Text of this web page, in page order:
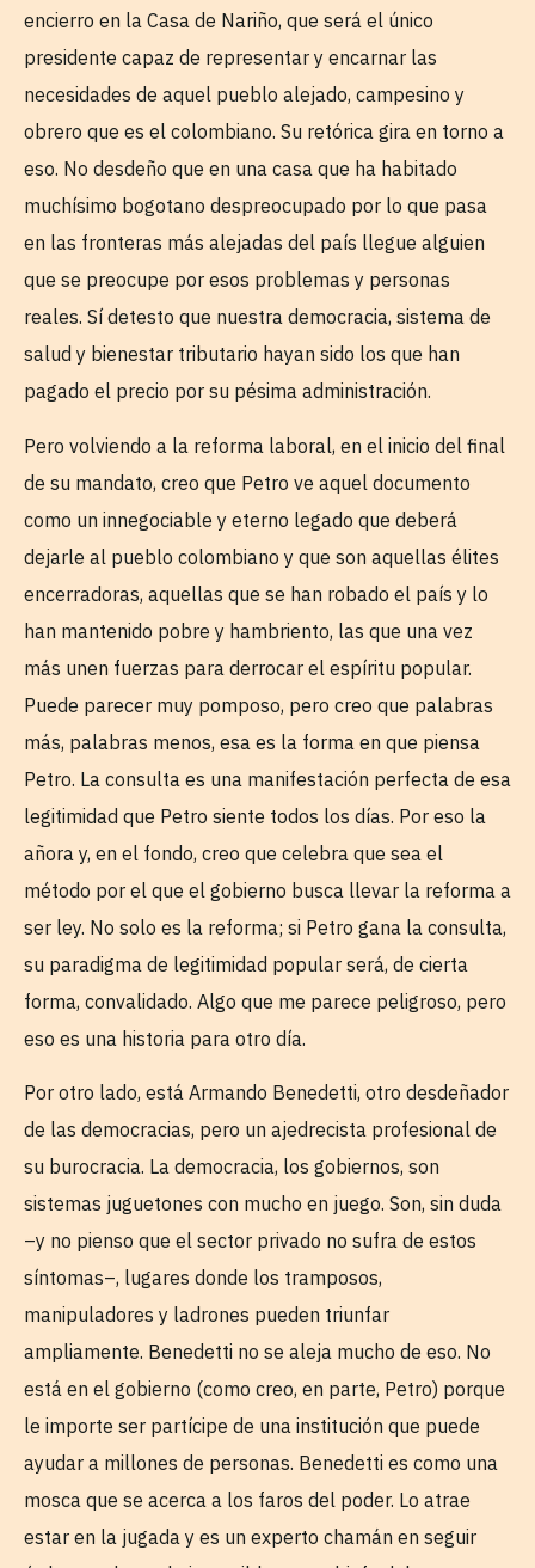
encierro en la Casa de Nariño, que será el único
presidente capaz de representar y encarnar las
necesidades de aquel pueblo alejado, campesino y
obrero que es el colombiano. Su retórica gira en torno a
eso. No desdeño que en una casa que ha habitado
muchísimo bogotano despreocupado por lo que pasa
en las fronteras más alejadas del país llegue alguien
que se preocupe por esos problemas y personas
reales. Sí detesto que nuestra democracia, sistema de
salud y bienestar tributario hayan sido los que han
pagado el precio por su pésima administración.
Pero volviendo a la reforma laboral, en el inicio del final
de su mandato, creo que Petro ve aquel documento
como un innegociable y eterno legado que deberá
dejarle al pueblo colombiano y que son aquellas élites
encerradoras, aquellas que se han robado el país y lo
han mantenido pobre y hambriento, las que una vez
más unen fuerzas para derrocar el espíritu popular.
Puede parecer muy pomposo, pero creo que palabras
más, palabras menos, esa es la forma en que piensa
Petro. La consulta es una manifestación perfecta de esa
legitimidad que Petro siente todos los días. Por eso la
añora y, en el fondo, creo que celebra que sea el
método por el que el gobierno busca llevar la reforma a
ser ley. No solo es la reforma; si Petro gana la consulta,
su paradigma de legitimidad popular será, de cierta
forma, convalidado. Algo que me parece peligroso, pero
eso es una historia para otro día.
Por otro lado, está Armando Benedetti, otro desdeñador
de las democracias, pero un ajedrecista profesional de
su burocracia. La democracia, los gobiernos, son
sistemas juguetones con mucho en juego. Son, sin duda
–y no pienso que el sector privado no sufra de estos
síntomas–, lugares donde los tramposos,
manipuladores y ladrones pueden triunfar
ampliamente. Benedetti no se aleja mucho de eso. No
está en el gobierno (como creo, en parte, Petro) porque
le importe ser partícipe de una institución que puede
ayudar a millones de personas. Benedetti es como una
mosca que se acerca a los faros del poder. Lo atrae
estar en la jugada y es un experto chamán en seguir